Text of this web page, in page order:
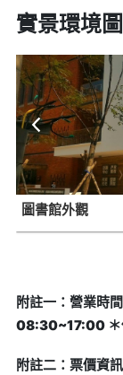
實景環境圖
圖書館外觀
附註一：營業時
08:30~17:00 ＊
附註二：票價資